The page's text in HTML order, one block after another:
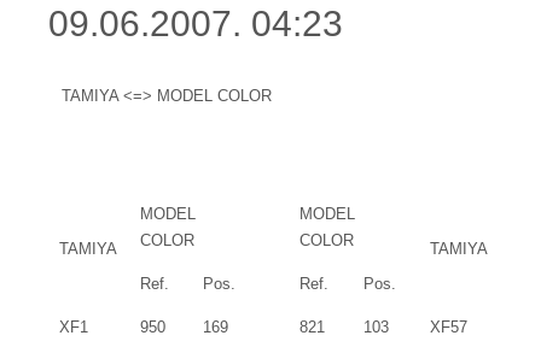
09.06.2007. 04:23
TAMIYA <=> MODEL COLOR
TAMIYA
MODEL
COLOR
MODEL
COLOR
TAMIYA
Ref.
Pos. Ref. Pos.
XF1 950 169 821 103 XF57